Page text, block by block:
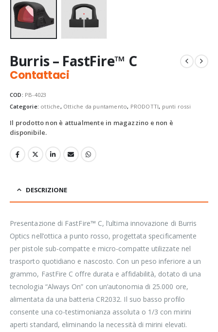
Burris – FastFire™ C
Contattaci
COD: PB-4023
Categorie: ottiche , Ottiche da puntamento, PRODOTTI, punti rossi
Il prodotto non è attualmente in magazzino e non è
disponibile.
DESCRIZIONE
Presentazione di FastFire™ C, l’ultima innovazione di Burris
Optics nell’ottica a punto rosso, progettata specificamente
per pistole sub-compatte e micro-compatte utilizzate nel
trasporto quotidiano e nascosto. Con un peso inferiore a un
grammo, FastFire C offre durata e affidabilità, dotato di una
tecnologia “Always On” con un’autonomia di 25.000 ore,
alimentata da una batteria CR2032. Il suo basso profilo
consente una co-testimonianza assoluta o 1/3 con mirini
aperti standard, eliminando la necessità di mirini elevati.